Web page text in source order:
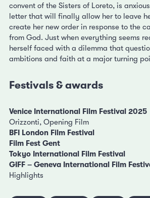
convent of the Sisters of Loreto, is
letter that will finally allow her to leave
create her new order in response to the
from God. Just when everything seems
herself faced with a dilemma that
ambitions and faith at a major turning
Festivals & awards
Venice International Film Festival 2025
Orizzonti, Opening Film
BFI London Film Festival
Film Fest Gent
Tokyo International Film Festival
GIFF – Geneva International Film
Highlights